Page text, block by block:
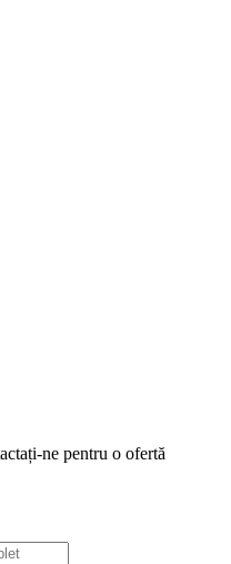
ne pentru o ofertă